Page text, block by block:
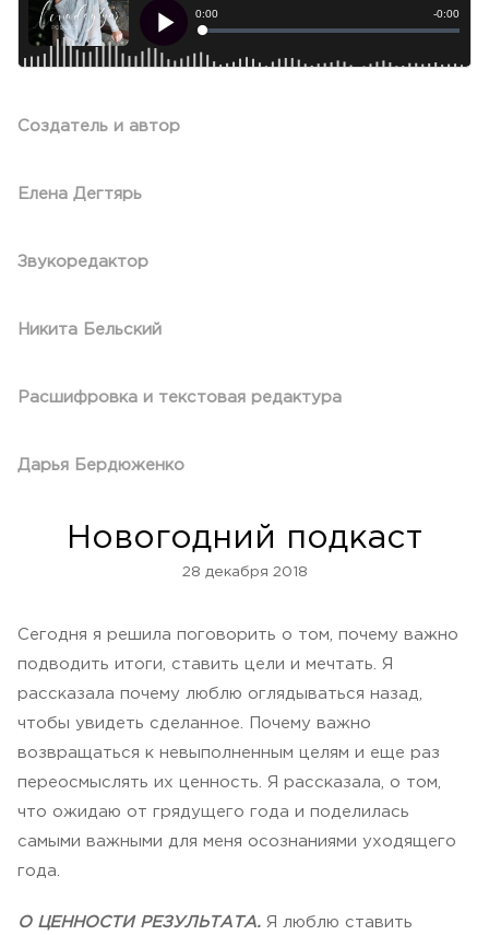
Создатель и автор
Елена Дегтярь
Звукоредактор
Никита Бельский
Расшифровка и текстовая редактура
Дарья Бердюженко
Новогодний подкаст
28 декабря 2018
Сегодня я решила поговорить о том, почему важно
подводить итоги, ставить цели и мечтать. Я
рассказала почему люблю оглядываться назад,
чтобы увидеть сделанное. Почему важно
возвращаться к невыполненным целям и еще раз
переосмыслять их ценность. Я рассказала, о том,
что ожидаю от грядущего года и поделилась
самыми важными для меня осознаниями уходящего
года.
О ЦЕННОСТИ РЕЗУЛЬТАТА. Я люблю ставить